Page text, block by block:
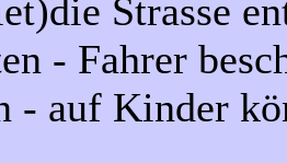
Strasse
- Fahrer
- auf Kinder